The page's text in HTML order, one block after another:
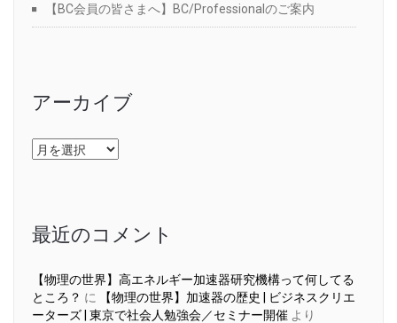
【BC会員の皆さまへ】BC/Professionalのご案内
アーカイブ
ア
ー
最近のコメント
【物理の世界】高エネルギー加速器研究機構って何してる
ところ？ に
【物理の世界】加速器の歴史 | ビジネスクリエ
ーターズ | 東京で社会人勉強会／セミナー開催 より